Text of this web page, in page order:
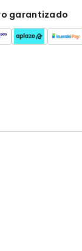
garantizado